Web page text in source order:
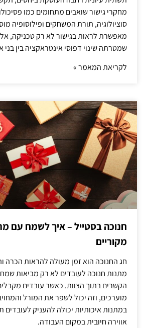
מחקרי גישור שואבים מתחומים כמו
סוציולוגיה, תורת המשחקים ופילוסופיה
מאפשרת לראות בגישור לא רק טכניקה,
שמטרתה שינוי דפוסי אינטראקציה בין בני
לקריאת המאמר »
חנוכה בסטייל – איך לשמח עם
מקוריים
חג החנוכה הוא זמן מעולה להראות הכרה
מתנות חנוכה לעובדים לא רק מביאות
הקשרים בתוך הצוות. כאשר עובדים
מוערכים, וזה יכול לשפר את המורל
במתנות איכותיות יכולה להעניק לעובדים
אווירה חיובית במקום העבודה.